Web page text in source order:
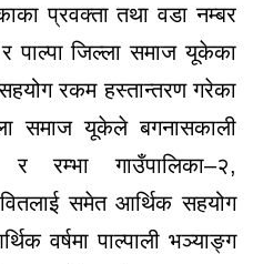
प्रवक्ता तथा वडा नम्बर
पाल्पा जिल्ला समाज यूकेका
रकम हस्तान्तरण गरेका
समाज यूकेले बगनासकाली
र रम्भा गाउँपालिका–२,
समेत आर्थिक सहयोग
वर्षमा पाल्पाली भञ्याङ्ग